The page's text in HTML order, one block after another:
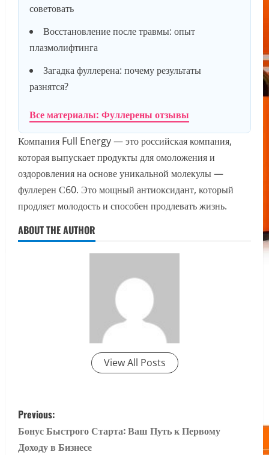
советовать
Восстановление после травмы: опыт
плазмолифтинга
Загадка фуллерена: почему результаты
разнятся?
Все материалы: Фуллерены отзывы
Компания Full Energy — это российская компания,
которая выпускает продукты для омоложения и
оздоровления на основе уникальной молекулы —
фуллерен С60. Это мощный антиоксидант, который
продляет молодость и способен продлевать жизнь.
ABOUT THE AUTHOR
View All Posts
P
o
Previous:
Бонус Быстрого Старта: Ваш Путь к Первому
Доходу в Бизнесе